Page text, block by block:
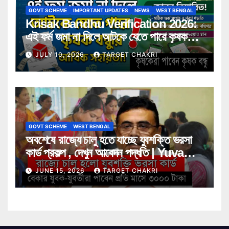
GOVT SCHEME IMPORTANT UPDATES NEWS WEST BENGAL
Krisak Bandhu Verification 2026:
এই ফর্ম জমা না দিলে আটকে যেতে পারে কৃষক
বন্ধুর আর্থিক সহায়তা! জানুন বিস্তারিত
JULY 10, 2026 TARGET CHAKRI
GOVT SCHEME WEST BENGAL
অবশেষে রাজ্যে চালু হতে যাচ্ছে যুবশক্তি ভরসা
কার্ড প্রকল্প , দেখুন আবেদন পদ্ধতি | Yuva
Shakti Bharosa Card Scheme
JUNE 15, 2026 TARGET CHAKRI